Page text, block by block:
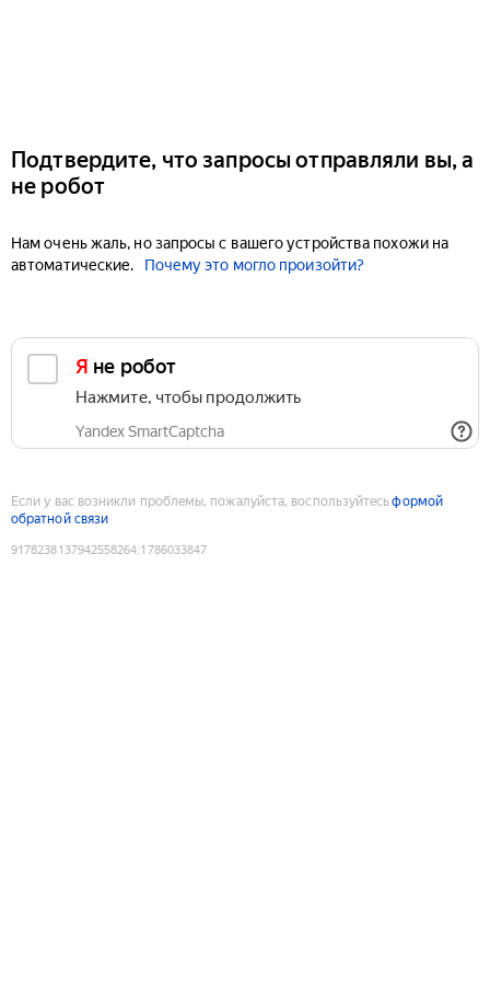
Подтвердите, что запросы отправляли вы, а
не робот
Нам очень жаль, но запросы с вашего устройства похожи на
автоматические.
Почему это могло произойти?
Я не робот
Нажмите, чтобы продолжить
Yandex SmartCaptcha
Если у вас возникли проблемы, пожалуйста, воспользуйтесьформой
обратной связи
9178238137942558264:1786033847